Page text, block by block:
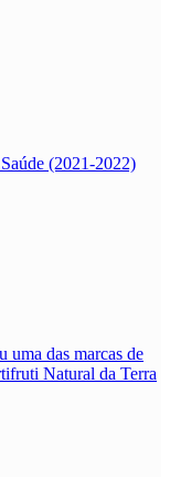
(2021-2022)
uma das marcas de
Natural da Terra